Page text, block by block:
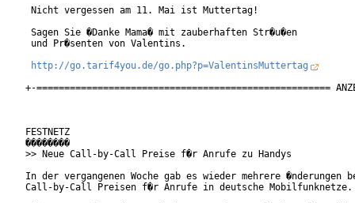
Nicht vergessen am 11. Mai ist Muttertag!
Sagen Sie �Danke Mama� mit zauberhaften Str�u�en
und Pr�senten von Valentins.
http://go.tarif4you.de/go.php?p=ValentinsMuttertag
+-=====================================================
FESTNETZ
��������
>> Neue Call-by-Call Preise f�r Anrufe zu Handys
In der vergangenen Woche gab es wieder mehrere �nderungen
Call-by-Call Preisen f�r Anrufe in deutsche Mobilfunknetze.